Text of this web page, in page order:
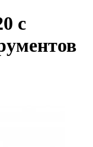
с